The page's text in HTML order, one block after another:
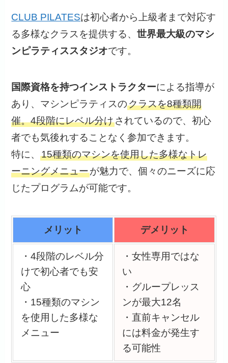
CLUB PILATESは初心者から上級者まで対応す
る多様なクラスを提供する、世界最大級のマシ
ンピラティススタジオです。
国際資格を持つインストラクターによる指導が
あり、マシンピラティスのクラスを8種類開
催。4段階にレベル分けされているので、初心
者でも気後れすることなく参加できます。
特に、15種類のマシンを使用した多様なトレ
ーニングメニューが魅力で、個々のニーズに応
じたプログラムが可能です。
メリット デメリット
・4段階のレベル分
けで初心者でも安
心
・15種類のマシン
を使用した多様な
メニュー
・女性専用ではな
い
・グループレッス
ンが最大12名
・直前キャンセル
には料金が発生す
る可能性